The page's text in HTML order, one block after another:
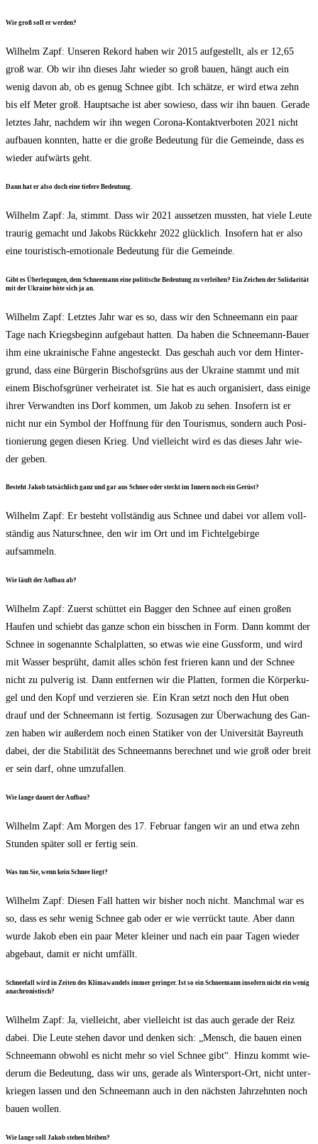
Wie groß soll er werden?
Wil­helm Zapf: Unse­ren Rekord haben wir 2015 auf­ge­stellt, als er 12,65
groß war. Ob wir ihn die­ses Jahr wie­der so groß bau­en, hängt auch ein
wenig davon ab, ob es genug Schnee gibt. Ich schät­ze, er wird etwa zehn
bis elf Meter groß. Haupt­sa­che ist aber sowie­so, dass wir ihn bau­en. Gera­de
letz­tes Jahr, nach­dem wir ihn wegen Coro­na-Kon­takt­ver­bo­ten 2021 nicht
auf­bau­en konn­ten, hat­te er die gro­ße Bedeu­tung für die Gemein­de, dass es
wie­der auf­wärts geht.
Dann hat er also doch eine tie­fe­re Bedeutung.
Wil­helm Zapf: Ja, stimmt. Dass wir 2021 aus­set­zen muss­ten, hat vie­le Leu­te
trau­rig gemacht und Jakobs Rück­kehr 2022 glück­lich. Inso­fern hat er also
eine tou­ris­tisch-emo­tio­na­le Bedeu­tung für die Gemeinde.
Gibt es Über­le­gun­gen, dem Schnee­mann eine poli­ti­sche Bedeu­tung zu ver­lei­hen? Ein Zei­chen der Soli­da­ri­tät
mit der Ukrai­ne böte sich ja an.
Wil­helm Zapf: Letz­tes Jahr war es so, dass wir den Schnee­mann ein paar
Tage nach Kriegs­be­ginn auf­ge­baut hat­ten. Da haben die Schnee­mann-Bau­er
ihm eine ukrai­ni­sche Fah­ne ange­steckt. Das geschah auch vor dem Hin­ter­
grund, dass eine Bür­ge­rin Bischofs­grüns aus der Ukrai­ne stammt und mit
einem Bischofs­grü­ner ver­hei­ra­tet ist. Sie hat es auch orga­ni­siert, dass eini­ge
ihrer Ver­wand­ten ins Dorf kom­men, um Jakob zu sehen. Inso­fern ist er
nicht nur ein Sym­bol der Hoff­nung für den Tou­ris­mus, son­dern auch Posi­
tio­nie­rung gegen die­sen Krieg. Und viel­leicht wird es das die­ses Jahr wie­
der geben.
Besteht Jakob tat­säch­lich ganz und gar aus Schnee oder steckt im Innern noch ein Gerüst?
Wil­helm Zapf: Er besteht voll­stän­dig aus Schnee und dabei vor allem voll­
stän­dig aus Natur­schnee, den wir im Ort und im Fich­tel­ge­bir­ge
aufsammeln.
Wie läuft der Auf­bau ab?
Wil­helm Zapf: Zuerst schüt­tet ein Bag­ger den Schnee auf einen gro­ßen
Hau­fen und schiebt das gan­ze schon ein biss­chen in Form. Dann kommt der
Schnee in soge­nann­te Schal­plat­ten, so etwas wie eine Guss­form, und wird
mit Was­ser besprüht, damit alles schön fest frie­ren kann und der Schnee
nicht zu pul­verig ist. Dann ent­fer­nen wir die Plat­ten, for­men die Kör­per­ku­
gel und den Kopf und ver­zie­ren sie. Ein Kran setzt noch den Hut oben
drauf und der Schnee­mann ist fer­tig. Sozu­sa­gen zur Über­wa­chung des Gan­
zen haben wir außer­dem noch einen Sta­ti­ker von der Uni­ver­si­tät Bay­reuth
dabei, der die Sta­bi­li­tät des Schnee­manns berech­net und wie groß oder breit
er sein darf, ohne umzufallen.
Wie lan­ge dau­ert der Aufbau?
Wil­helm Zapf: Am Mor­gen des 17. Febru­ar fan­gen wir an und etwa zehn
Stun­den spä­ter soll er fer­tig sein.
Was tun Sie, wenn kein Schnee liegt?
Wil­helm Zapf: Die­sen Fall hat­ten wir bis­her noch nicht. Manch­mal war es
so, dass es sehr wenig Schnee gab oder er wie ver­rückt tau­te. Aber dann
wur­de Jakob eben ein paar Meter klei­ner und nach ein paar Tagen wie­der
abge­baut, damit er nicht umfällt.
Schnee­fall wird in Zei­ten des Kli­ma­wan­dels immer gerin­ger. Ist so ein Schnee­mann inso­fern nicht ein wenig
anachronistisch?
Wil­helm Zapf: Ja, viel­leicht, aber viel­leicht ist das auch gera­de der Reiz
dabei. Die Leu­te ste­hen davor und den­ken sich: „Mensch, die bau­en einen
Schnee­mann obwohl es nicht mehr so viel Schnee gibt“. Hin­zu kommt wie­
der­um die Bedeu­tung, dass wir uns, gera­de als Win­ter­sport-Ort, nicht unter­
krie­gen las­sen und den Schnee­mann auch in den nächs­ten Jahr­zehn­ten noch
bau­en wollen.
Wie lan­ge soll Jakob ste­hen bleiben?